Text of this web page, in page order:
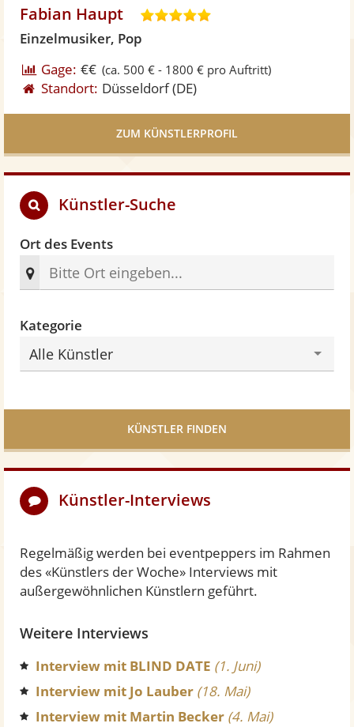
Fabian Haupt
4
v
n
5
Einzelmusiker, Pop
Gage: €€ (ca. 500 € - 1800 € pro Auftritt)
Standort: Düsseldorf(DE)
ZUM KÜNSTLERPROFIL
Künstler-Suche
Ort des Events
Kategorie
Alle Künstler
KÜNSTLER FINDEN
Künstler-Interviews
Regelmäßig werden bei eventpeppers im Rahmen
des «Künstlers der Woche» Interviews mit
außergewöhnlichen Künstlern geführt.
Weitere Interviews
Interview mit BLIND DATE (1. Juni)
Interview mit Jo Lauber (18. Mai)
Interview mit Martin Becker (4. Mai)